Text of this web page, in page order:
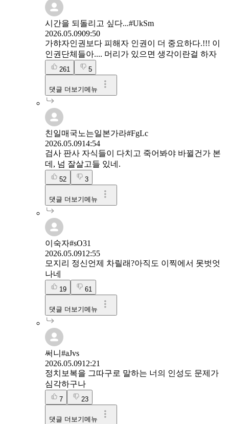
시간을 되돌리고 싶다...#UkSm
2026.05.0909:50
가햐자인권보다 피해자 인권이 더 중요하다.!!! 이
인권단체들아.... 머리가 있으면 생각이란걸 하자
261 5
댓글 더보기메뉴
친일매국노는일본가라#FgLc
2026.05.0914:54
검사 판사 자식들이 다치고 죽어봐야 바뀔건가 본
데, 넘 잘살고들 있네.
52 3
댓글 더보기메뉴
이숙자#sO31
2026.05.0912:55
모지리 정신언제 차릴래?아직도 이찍에서 못벗엇
나네
19 61
댓글 더보기메뉴
써니#aJvs
2026.05.0912:21
정치보복을 그따구로 말하는 너의 인성도 문제가
심각하구나
7 23
댓글 더보기메뉴